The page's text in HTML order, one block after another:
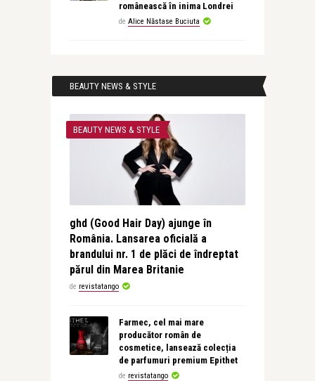
românească în inima Londrei
de Alice Năstase Buciuta
BEAUTY NEWS & STYLE
BEAUTY NEWS & STYLE
ghd (Good Hair Day) ajunge în
România. Lansarea oficială a
brandului nr. 1 de plăci de îndreptat
părul din Marea Britanie
de revistatango
Farmec, cel mai mare
producător român de
cosmetice, lansează colecția
de parfumuri premium Epithet
de revistatango